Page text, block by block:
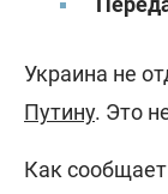
Украина не
Путину. Это
Как сообщает